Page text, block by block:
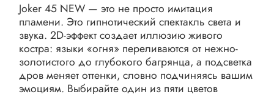
Joker 45 NEW — это не просто имитация
пламени. Это гипнотический спектакль света и
звука. 2D-эффект создает иллюзию живого
костра: языки «огня» переливаются от нежно-
золотистого до глубокого багрянца, а подсветка
дров меняет оттенки, словно подчиняясь вашим
эмоциям. Выбирайте один из пяти цветов